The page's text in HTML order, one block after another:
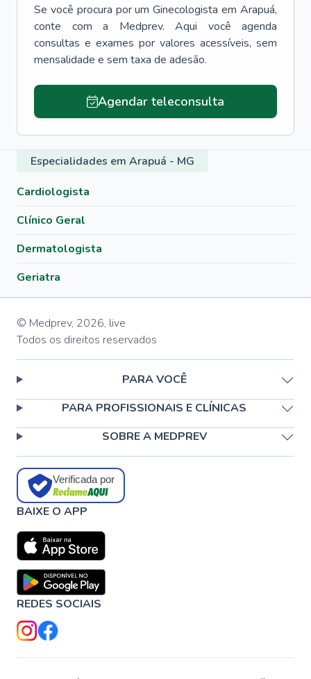
Se você procura por um Ginecologista em Arapuá,
conte com a Medprev. Aqui você agenda
consultas e exames por valores acessíveis, sem
mensalidade e sem taxa de adesão.
Agendar teleconsulta
Especialidades em Arapuá - MG
Cardiologista
Clínico Geral
Dermatologista
Geriatra
© Medprev, 2026, live
Todos os direitos reservados
PARA VOCÊ
PARA PROFISSIONAIS E CLÍNICAS
SOBRE A MEDPREV
Verificada por
BAIXE O APP
REDES SOCIAIS